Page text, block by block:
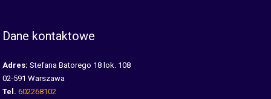
Dane kontaktowe
Adres: Stefana Batorego 18 lok. 108
02-591 Warszawa
Tel. 602268102